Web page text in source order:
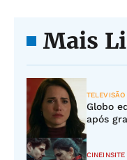
Mais
TELEVISÃO
Globo
após
CINEINSITE